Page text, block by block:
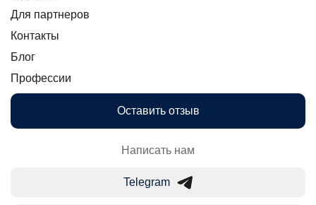
Для партнеров
Контакты
Блог
Профессии
Оставить отзыв
Написать нам
Telegram